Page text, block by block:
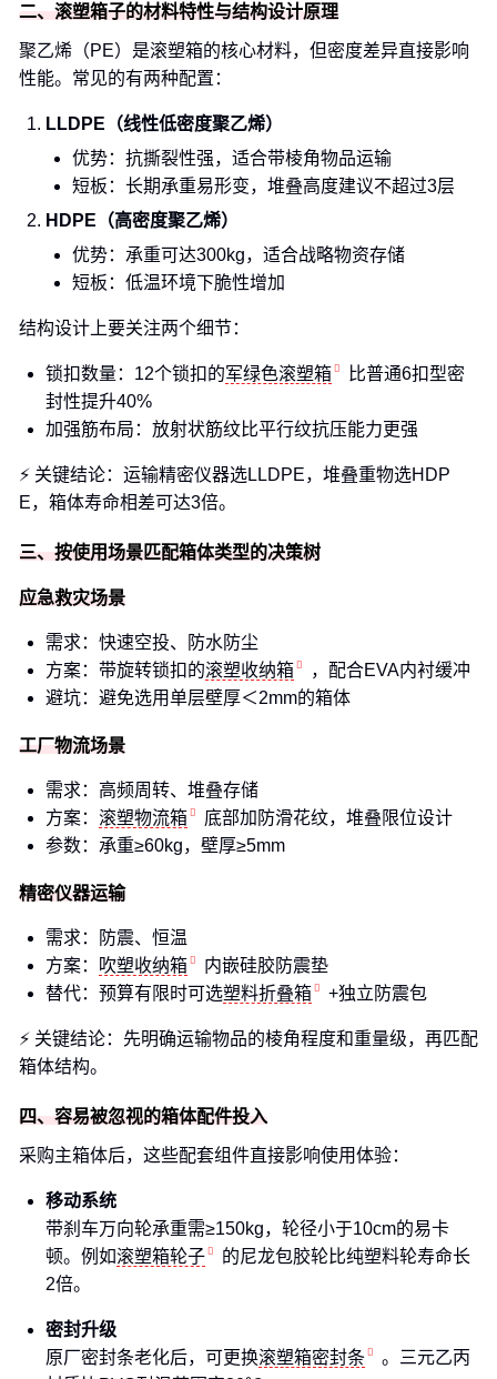
二、滚塑箱子的材料特性与结构设计原理
聚乙烯（PE）是滚塑箱的核心材料，但密度差异直接影响
性能。常见的有两种配置：
LLDPE（线性低密度聚乙烯）
优势：抗撕裂性强，适合带棱角物品运输
短板：长期承重易形变，堆叠高度建议不超过3层
HDPE（高密度聚乙烯）
优势：承重可达300kg，适合战略物资存储
短板：低温环境下脆性增加
结构设计上要关注两个细节：
锁扣数量：12个锁扣的军绿色滚塑箱
比普通6扣型密
封性提升40%
加强筋布局：放射状筋纹比平行纹抗压能力更强
⚡ 关键结论：运输精密仪器选LLDPE，堆叠重物选HDP
E，箱体寿命相差可达3倍。
三、按使用场景匹配箱体类型的决策树
应急救灾场景
需求：快速空投、防水防尘
方案：带旋转锁扣的滚塑收纳箱
，配合EVA内衬缓冲
避坑：避免选用单层壁厚＜2mm的箱体
工厂物流场景
需求：高频周转、堆叠存储
方案： 滚塑物流箱
底部加防滑花纹，堆叠限位设计
参数：承重≥60kg，壁厚≥5mm
精密仪器运输
需求：防震、恒温
方案：
吹塑收纳箱
内嵌硅胶防震垫
替代：预算有限时可选塑料折叠箱 +独立防震包
⚡ 关键结论：先明确运输物品的棱角程度和重量级，再匹配
箱体结构。
四、容易被忽视的箱体配件投入
采购主箱体后，这些配套组件直接影响使用体验：
移动系统
带刹车万向轮承重需≥150kg，轮径小于10cm的易卡
顿。例如滚塑箱轮子
的尼龙包胶轮比纯塑料轮寿命长
2倍。
密封升级
原厂密封条老化后，可更换滚塑箱密封条
。三元乙丙